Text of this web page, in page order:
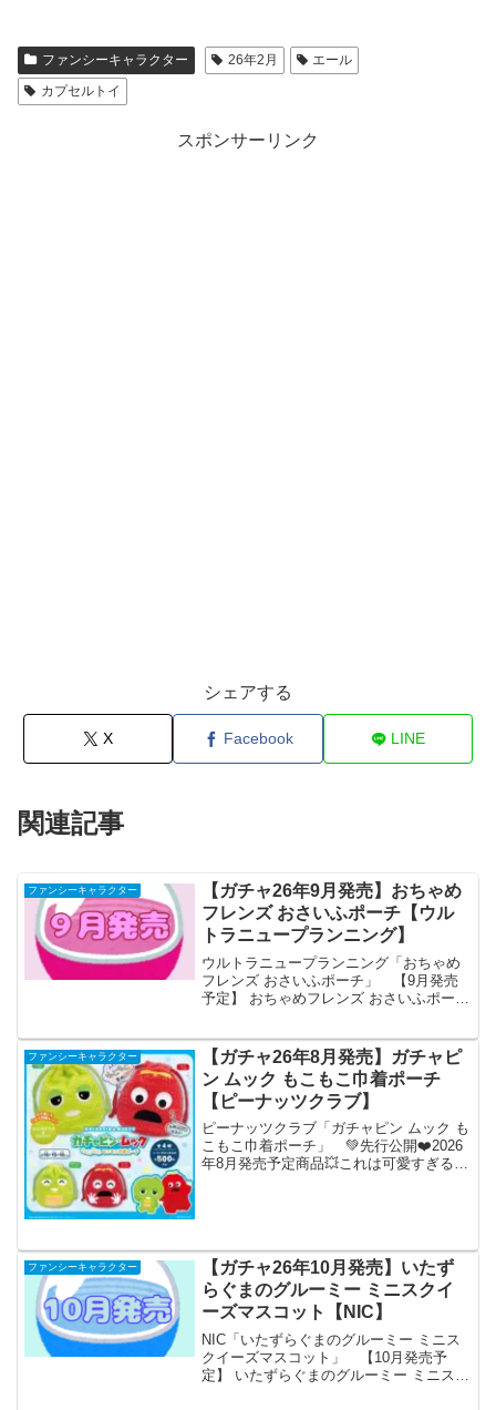
ファンシーキャラクター 26年2月
エール
カプセルトイ
スポンサーリンク
シェアする
X Facebook LINE
関連記事
ファンシーキャラクター
【ガチャ26年9月発売】おちゃめ
フレンズ おさいふポーチ【ウル
トラニュープランニング】
ウルトラニュープランニング「おちゃめ
フレンズ おさいふポーチ」 【9月発売
予定】 おちゃめフレンズ おさいふポーチ
のカプセルトイ売り場から発売されま
す。 約12cm...
ファンシーキャラクター
【ガチャ26年8月発売】ガチャピ
ン ムック もこもこ巾着ポーチ
【ピーナッツクラブ】
ピーナッツクラブ「ガチャピン ムック も
こもこ巾着ポーチ」 💚先行公開❤️2026
年8月発売予定商品💥これは可愛すぎる💥
ファンシーキャラクター
【ガチャ26年10月発売】いたず
らぐまのグルーミー ミニスクイ
ーズマスコット【NIC】
NIC「いたずらぐまのグルーミー ミニス
クイーズマスコット」 【10月発売予
定】 いたずらぐまのグルーミー ミニスク